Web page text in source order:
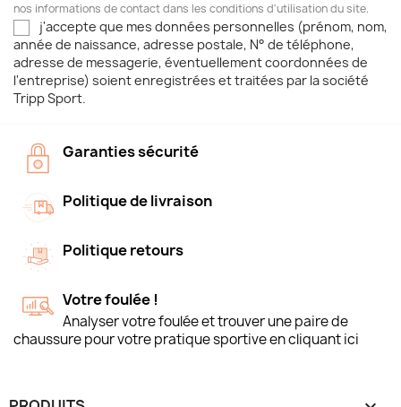
nos informations de contact dans les conditions d'utilisation du site.
j'accepte que mes données personnelles (prénom, nom,
année de naissance, adresse postale, N° de téléphone,
adresse de messagerie, éventuellement coordonnées de
l'entreprise) soient enregistrées et traitées par la société
Tripp Sport.
Garanties sécurité
Politique de livraison
Politique retours
Votre foulée !
Analyser votre foulée et trouver une paire de
chaussure pour votre pratique sportive en cliquant ici